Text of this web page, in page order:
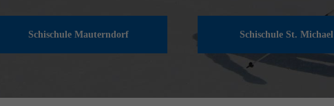
Schischule Mauterndorf Schischule St. Michael